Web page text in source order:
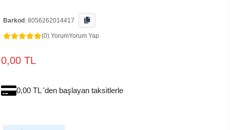
Barkod : 8056262014417
(0) YorumYorum Yap
0,00 TL
0,00 TL 'den başlayan taksitlerle